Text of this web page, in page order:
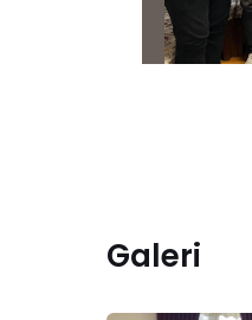
Galeri